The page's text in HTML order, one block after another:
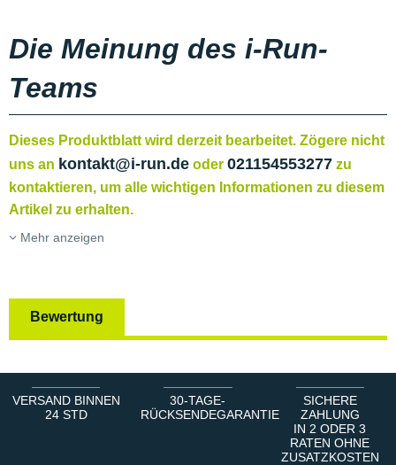
Die Meinung des i-Run-
Teams
Dieses Produktblatt wird derzeit bearbeitet. Zögere nicht
uns an kontakt@i-run.de oder 021154553277 zu
kontaktieren, um alle wichtigen Informationen zu diesem
Artikel zu erhalten.
Mehr anzeigen
Bewertung
VERSAND BINNEN
24 STD
30-TAGE-
RÜCKSENDEGARANTIE
SICHERE
ZAHLUNG
IN 2 ODER 3
RATEN OHNE
ZUSATZKOSTEN